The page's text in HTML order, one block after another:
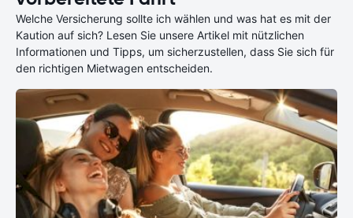
Welche Versicherung sollte ich wählen und was hat es mit der
Kaution auf sich? Lesen Sie unsere Artikel mit nützlichen
Informationen und Tipps, um sicherzustellen, dass Sie sich für
den richtigen Mietwagen entscheiden.